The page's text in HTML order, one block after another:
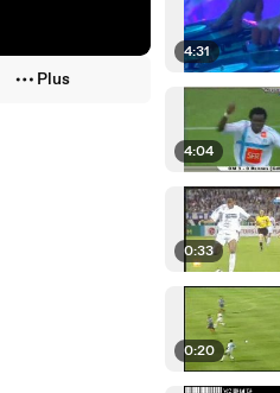
Plus
4:31
4:04
0:33
0:20